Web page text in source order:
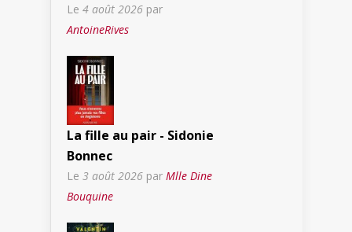
Le 4 août 2026 par
AntoineRives
La fille au pair - Sidonie
Bonnec
Le 3 août 2026 par Mlle Dine
Bouquine